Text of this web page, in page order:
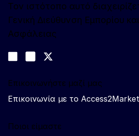
Τον ιστότοπο αυτό
Γενική Διεύθυνση Εμπορίου
Ασφάλειας
Join us on LinkedIn
Trade-Off podcast
Επικοινωνήστε μαζί μας
Επικοινωνία με το
Ποιοι είμαστε